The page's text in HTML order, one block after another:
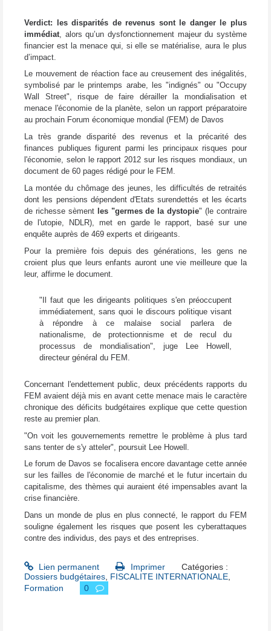
Verdict: les disparités de revenus sont le danger le plus
immédiat , alors qu’un dysfonctionnement majeur du système
financier est la menace qui, si elle se matérialise, aura le plus
d’impact.
Le mouvement de réaction face au creusement des inégalités,
symbolisé par le printemps arabe, les "indignés" ou "Occupy
Wall Street", risque de faire dérailler la mondialisation et
menace l'économie de la planète, selon un rapport préparatoire
au prochain Forum économique mondial (FEM) de Davos
La très grande disparité des revenus et la précarité des
finances publiques figurent parmi les principaux risques pour
l'économie, selon le rapport 2012 sur les risques mondiaux, un
document de 60 pages rédigé pour le FEM.
La montée du chômage des jeunes, les difficultés de retraités
dont les pensions dépendent d'Etats surendettés et les écarts
de richesse sèment les "germes de la dystopie" (le contraire
de l'utopie, NDLR), met en garde le rapport, basé sur une
enquête auprès de 469 experts et dirigeants.
Pour la première fois depuis des générations, les gens ne
croient plus que leurs enfants auront une vie meilleure que la
leur, affirme le document.
"Il faut que les dirigeants politiques s'en préoccupent
immédiatement, sans quoi le discours politique visant
à répondre à ce malaise social parlera de
nationalisme, de protectionnisme et de recul du
processus de mondialisation", juge Lee Howell,
directeur général du FEM.
Concernant l'endettement public, deux précédents rapports du
FEM avaient déjà mis en avant cette menace mais le caractère
chronique des déficits budgétaires explique que cette question
reste au premier plan.
"On voit les gouvernements remettre le problème à plus tard
sans tenter de s'y atteler", poursuit Lee Howell.
Le forum de Davos se focalisera encore davantage cette année
sur les failles de l'économie de marché et le futur incertain du
capitalisme, des thèmes qui auraient été impensables avant la
crise financière.
Dans un monde de plus en plus connecté, le rapport du FEM
souligne également les risques que posent les cyberattaques
contre des individus, des pays et des entreprises.
Lien permanent Imprimer
Catégories :
Dossiers budgétaires FISCALITE INTERNATIONALE
Formation
0